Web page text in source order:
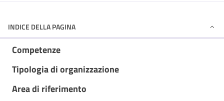
INDICE DELLA PAGINA
Competenze
Tipologia di organizzazione
Area di riferimento